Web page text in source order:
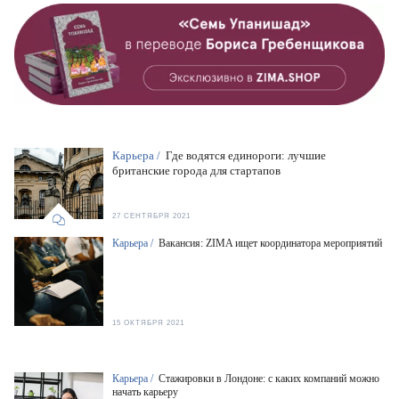
Карьера / Вакансия: ZIMA ищет координатора мероприятий
15 ОКТЯБРЯ 2021
Карьера / Где водятся единороги: лучшие
британские города для стартапов
27 СЕНТЯБРЯ 2021
Карьера / Стажировки в Лондоне: с каких компаний можно
начать карьеру